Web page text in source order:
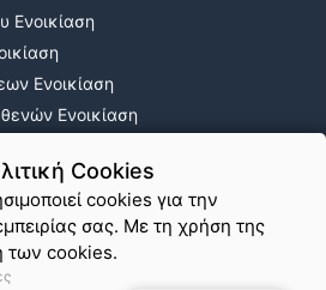
Cookies
cookies για την
σας. Με τη χρήση της
των cookies.
Ενοικίαση
Ενοικίαση
Ενοικίαση
Πολιτική Cookies